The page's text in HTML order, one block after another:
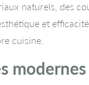
naturels, des
et
cuisine.